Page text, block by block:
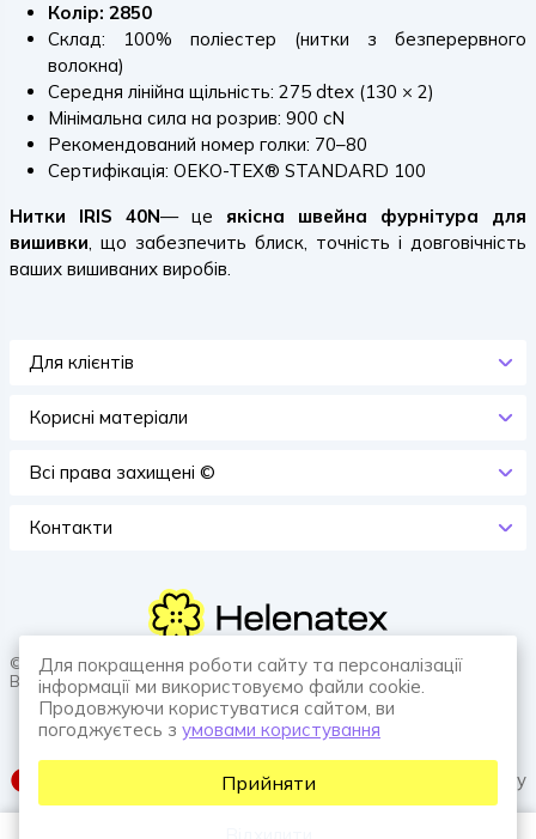
Колір: 2850
Склад: 100% поліестер (нитки з безперервного
волокна)
Середня лінійна щільність: 275 dtex (130 × 2)
Мінімальна сила на розрив: 900 cN
Рекомендований номер голки: 70–80
Сертифікація: OEKO-TEX® STANDARD 100
Нитки IRIS 40N— це якісна швейна фурнітура для
вишивки, що забезпечить блиск, точність і довговічність
ваших вишиваних виробів.
Для клієнтів
Корисні матеріали
Всi права захищенi ©
Контакти
© 2026 HELENATEX «Ґудзики, вішаки, нитки. Власне виробництво.
Все для швейної справи.»
SUFIX web agency
Для покращення роботи сайту та персоналізації
інформації ми використовуємо файли cookie.
Продовжуючи користуватися сайтом, ви
погоджуєтесь з умовами користування
Прийняти